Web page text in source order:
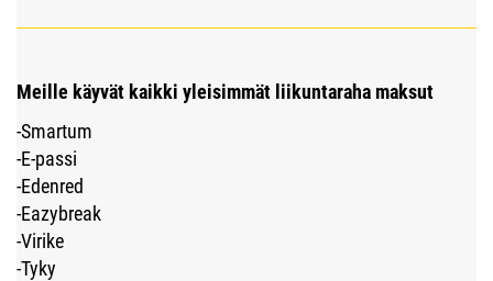
Meille käyvät kaikki yleisimmät liikuntaraha maksut
-Smartum
-E-passi
-Edenred
-Eazybreak
-Virike
-Tyky